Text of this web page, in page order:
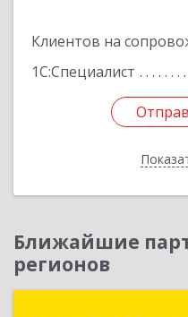
Клиентов на
1С:Специалист
Ближайшие
регионов